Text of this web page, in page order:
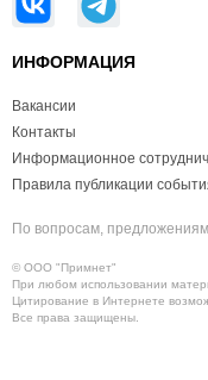
ИНФОРМАЦИЯ
Вакансии
Контакты
Информационное
Правила публикации
По вопросам,
© ООО "Примнет"
При любом использовании
Цитирование в Интернете
Все права защищены.